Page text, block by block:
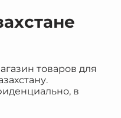
товаров для
в